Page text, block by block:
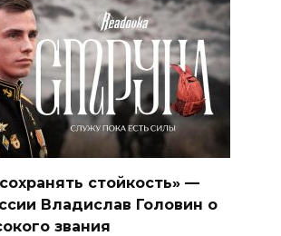
стойкость» —
Владислав Головин о
звания